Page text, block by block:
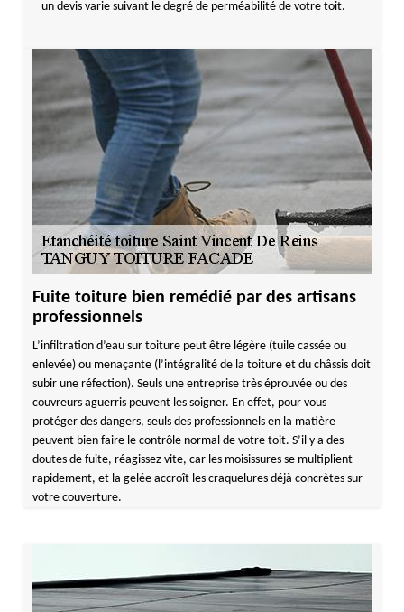
un devis varie suivant le degré de perméabilité de votre toit.
Fuite toiture bien remédié par des artisans
professionnels
L’infiltration d’eau sur toiture peut être légère (tuile cassée ou
enlevée) ou menaçante (l’intégralité de la toiture et du châssis doit
subir une réfection). Seuls une entreprise très éprouvée ou des
couvreurs aguerris peuvent les soigner. En effet, pour vous
protéger des dangers, seuls des professionnels en la matière
peuvent bien faire le contrôle normal de votre toit. S’il y a des
doutes de fuite, réagissez vite, car les moisissures se multiplient
rapidement, et la gelée accroît les craquelures déjà concrètes sur
votre couverture.